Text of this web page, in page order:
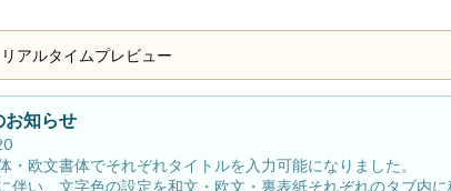
リアルタイムプレビュー
お知らせ
・欧文書体でそれぞれタイトルを入力可能になりました。
伴い、文字色の設定を和文・欧文・裏表紙それぞれのタブ内に